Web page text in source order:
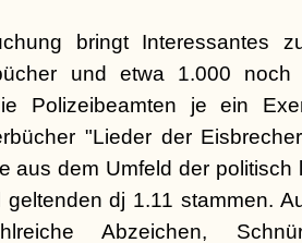
bringt Interessantes
und etwa 1.000 noch
Polizeibeamten je ein
"Lieder der
aus dem Umfeld der
geltenden dj 1.11 stammen.
Abzeichen,